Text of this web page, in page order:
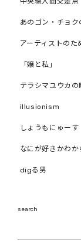
あのゴン・チョク
アーティストのた
「嬢と私」
テラシマユウカの
illusionism
しょうもにゅーす
なにが好きかわか
digる男
search